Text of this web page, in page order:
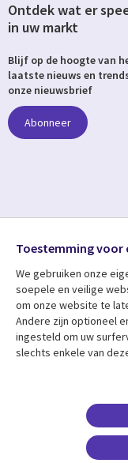
Bekijk meer
Library
Artikelen
Evenementen
Ontdek wat er
in uw markt
Blijf op de hoogte van
laatste nieuws en
onze nieuwsbrief
Abonneer
Media
NETHERLANDS
Toestemming voor
We gebruiken onze
soepele en veilige
om onze website te
Andere zijn optioneel
ingesteld om uw
slechts enkele van